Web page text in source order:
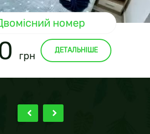
номер
грн ДЕТАЛЬНІШЕ